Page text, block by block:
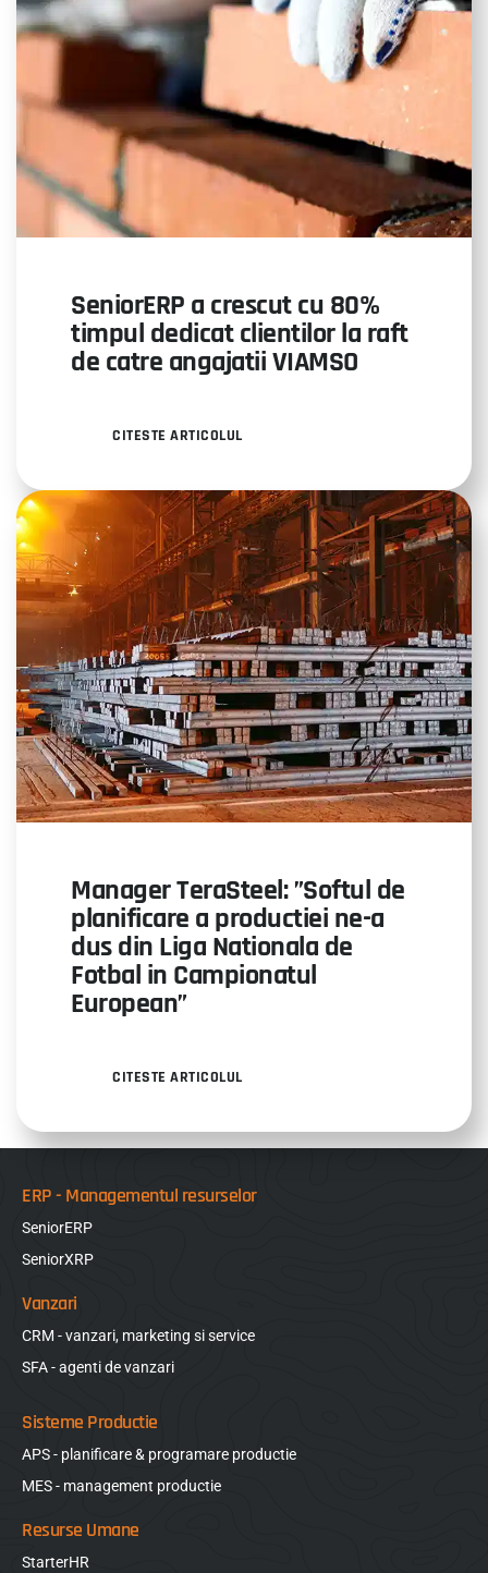
SeniorERP a crescut cu 80%
timpul dedicat clientilor la raft
de catre angajatii VIAMSO
CITESTE ARTICOLUL
Manager TeraSteel: ”Softul de
planificare a productiei ne-a
dus din Liga Nationala de
Fotbal in Campionatul
European”
CITESTE ARTICOLUL
ERP - Managementul resurselor
SeniorERP
SeniorXRP
Vanzari
CRM - vanzari, marketing si service
SFA - agenti de vanzari
Sisteme Productie
APS - planificare & programare productie
MES - management productie
Resurse Umane
StarterHR